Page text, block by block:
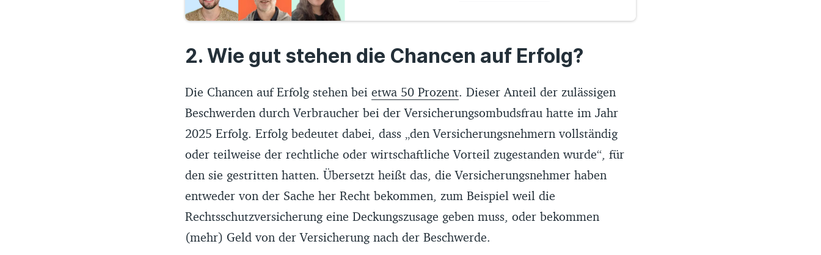
Wie gut stehen die Chancen auf Erfolg?
Die Chancen auf Erfolg stehen bei etwa 50 Prozent. Dieser Anteil der zulässigen
Beschwerden durch Verbraucher bei der Versicherungsombudsfrau hatte im Jahr
2025 Erfolg. Erfolg bedeutet dabei, dass „den Versicherungsnehmern vollständig
oder teilweise der rechtliche oder wirtschaftliche Vorteil zugestanden wurde“, für
den sie gestritten hatten. Übersetzt heißt das, die Versicherungsnehmer haben
entweder von der Sache her Recht bekommen, zum Beispiel weil die
Rechtsschutzversicherung eine Deckungszusage geben muss, oder bekommen
(mehr) Geld von der Versicherung nach der Beschwerde.